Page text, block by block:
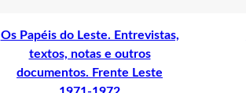
Os Papéis do Leste. Entrevistas,
textos, notas e outros
documentos. Frente Leste